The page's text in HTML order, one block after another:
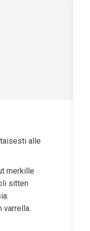
alle
merkille
sitten
varrella.